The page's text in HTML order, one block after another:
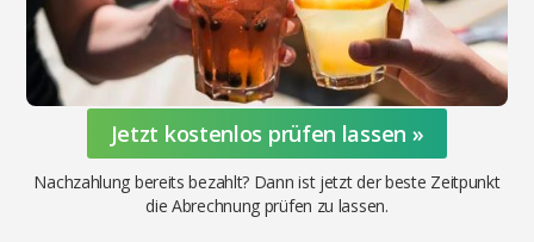
Nebenkosten prüfen lassen -
mit Rechtsschutz inbegriffen
Jetzt kostenlos prüfen lassen »
Nachzahlung bereits bezahlt? Dann ist jetzt der beste Zeitpunkt
die Abrechnung prüfen zu lassen.